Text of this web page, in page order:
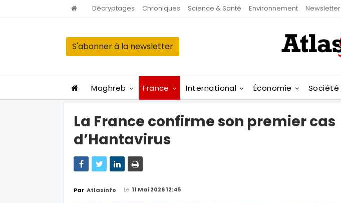
Décryptages Chroniques Science & Santé Environnement Newsletter
S'abonner à la newsletter
Maghreb France International Économie Société
La France confirme son premier cas
d’Hantavirus
Par Atlasinfo Le 11 Mai 2026 12:45